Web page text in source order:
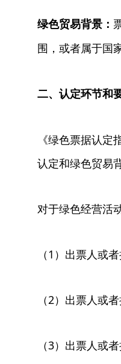
绿色贸易背景：
围，或者属于国
二、认定环节和
《绿色票据认
认定和绿色贸易
对于绿色经营活
（1）出票人或
（2）出票人或
（3）出票人或